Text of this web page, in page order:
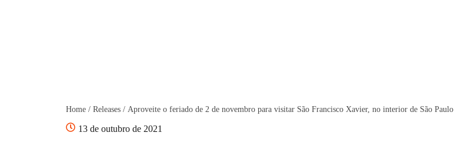
Home / Releases / Aproveite o feriado de 2 de novembro para visitar São Francisco Xavier, no interior de São Paulo
13 de outubro de 2021